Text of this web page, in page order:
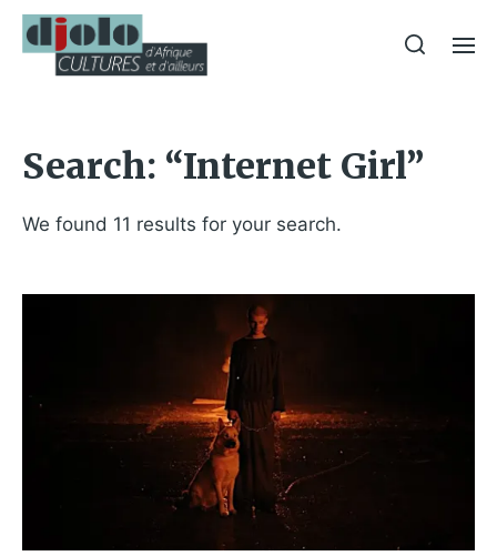
Search: “Internet Girl”
We found 11 results for your search.